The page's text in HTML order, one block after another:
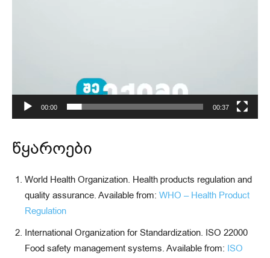
00:00 00:37
წყაროები
World Health Organization. Health products regulation and
quality assurance. Available from: WHO – Health Product
Regulation
International Organization for Standardization. ISO 22000
Food safety management systems. Available from: ISO